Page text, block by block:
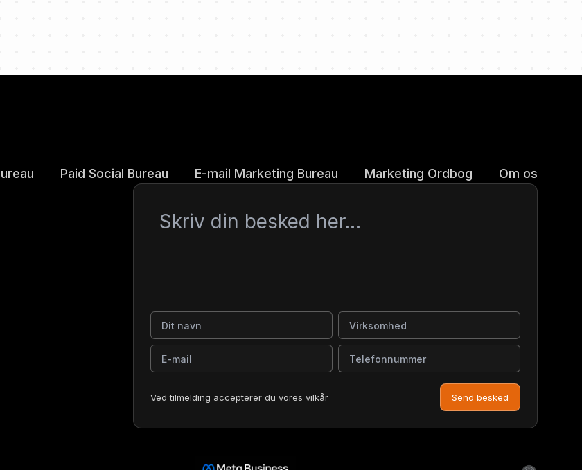
Paid Social Bureau E-mail Marketing Bureau Marketing Ordbog Om os
Dit navn Virksomhed
E-mail Telefonnummer
Ved tilmelding accepterer du vores vilkår Send besked